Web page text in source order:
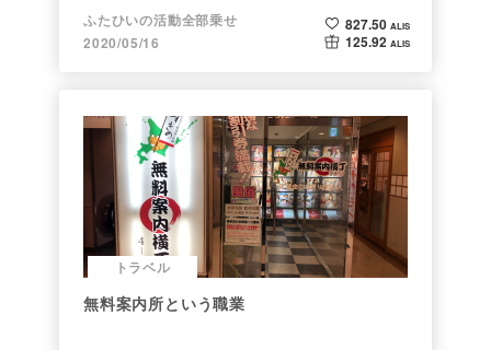
ふたひいの活動全部乗せ
2020/05/16
827.50 ALIS
125.92 ALIS
トラベル
無料案内所という職業